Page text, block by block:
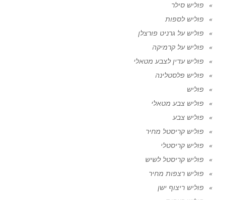
פוליש סילר
פוליש לספות
פוליש על גרניט פורצלן
פוליש על קרמיקה
פוליש עדין לצבע מטאלי
פוליש פלסטלינה
פוליש
פוליש צבע מטאלי
פוליש צבע
פוליש קריסטל מחיר
פוליש קריסטלי
פוליש קריסטל לשיש
פוליש רצפות מחיר
פוליש ריצוף ישן